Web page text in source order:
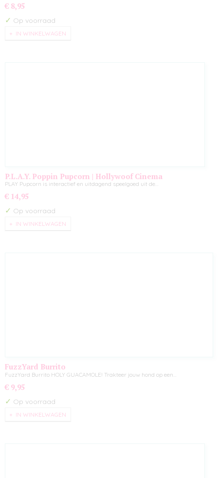
€ 8,95
✓ Op voorraad
IN WINKELWAGEN
P.L.A.Y. Poppin Pupcorn | Hollywoof Cinema
PLAY Pupcorn is interactief en uitdagend speelgoed uit de…
€ 14,95
✓ Op voorraad
IN WINKELWAGEN
FuzzYard Burrito
FuzzYard Burrito HOLY GUACAMOLE! Trakteer jouw hond op een…
€ 9,95
✓ Op voorraad
IN WINKELWAGEN